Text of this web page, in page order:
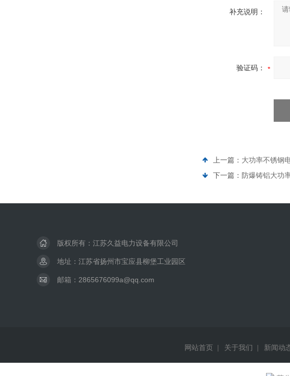
补充说明：
验证码：
上一篇： 大功率不锈钢
下一篇： 防爆铸铝大功
版权所有：江苏久益电力设备有限公司
地址：江苏省扬州市宝应县柳堡工业园区
邮箱：2865676099a@qq.com
网站首页 | 关于我们 | 新闻动